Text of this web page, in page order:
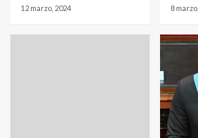
12 marzo, 2024 8